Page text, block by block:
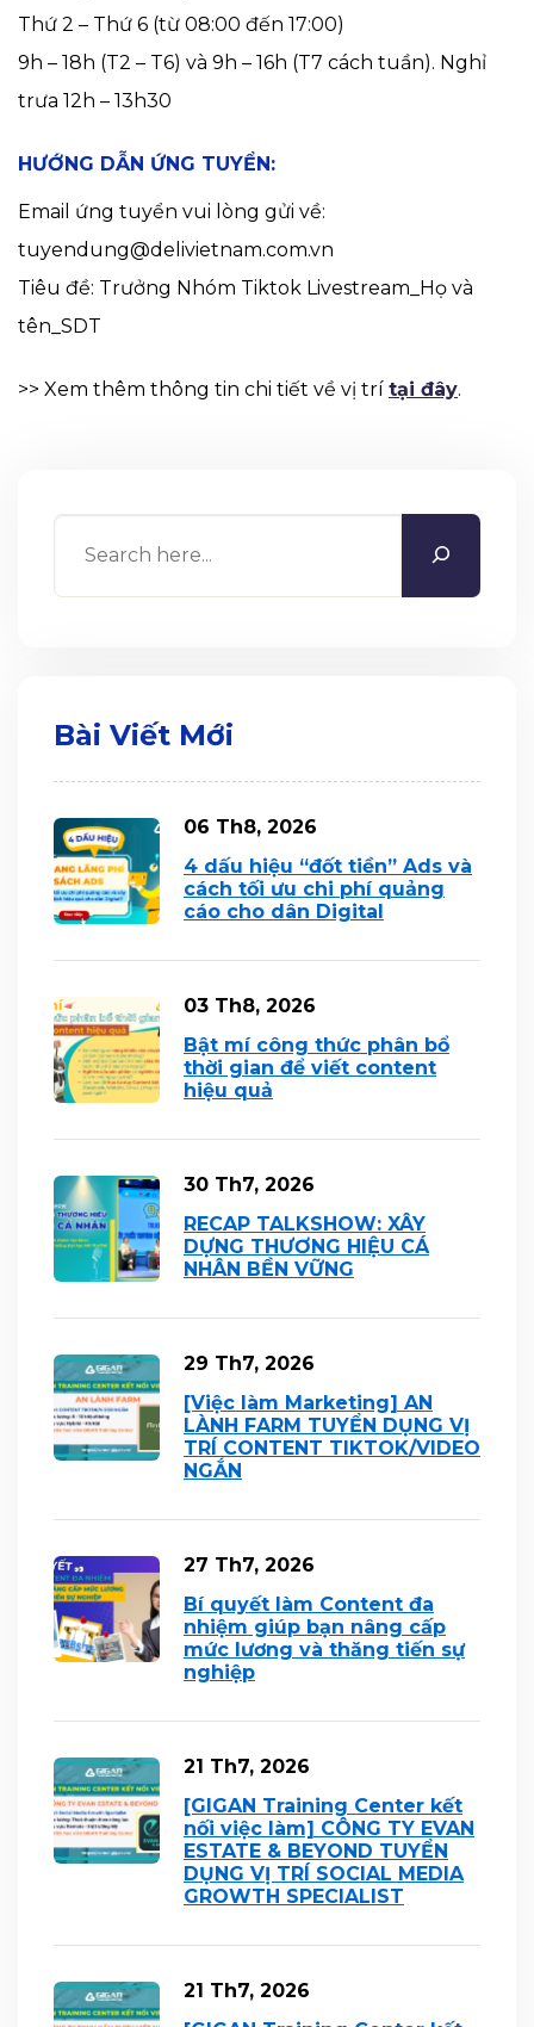
Thứ 2 – Thứ 6 (từ 08:00 đến 17:00)
9h – 18h (T2 – T6) và 9h – 16h (T7 cách tuần). Nghỉ
trưa 12h – 13h30
HƯỚNG DẪN ỨNG TUYỂN:
Email ứng tuyển vui lòng gửi về:
tuyendung@delivietnam.com.vn
Tiêu đề: Trưởng Nhóm Tiktok Livestream_Họ và
tên_SDT
>> Xem thêm thông tin chi tiết về vị trí tại đây.
Search
Bài Viết Mới
06 Th8, 2026
4 dấu hiệu “đốt tiền” Ads và
cách tối ưu chi phí quảng
cáo cho dân Digital
03 Th8, 2026
Bật mí công thức phân bổ
thời gian để viết content
hiệu quả
30 Th7, 2026
RECAP TALKSHOW: XÂY
DỰNG THƯƠNG HIỆU CÁ
NHÂN BỀN VỮNG
29 Th7, 2026
[Việc làm Marketing] AN
LÀNH FARM TUYỂN DỤNG VỊ
TRÍ CONTENT TIKTOK/VIDEO
NGẮN
27 Th7, 2026
Bí quyết làm Content đa
nhiệm giúp bạn nâng cấp
mức lương và thăng tiến sự
nghiệp
21 Th7, 2026
[GIGAN Training Center kết
nối việc làm] CÔNG TY EVAN
ESTATE & BEYOND TUYỂN
DỤNG VỊ TRÍ SOCIAL MEDIA
GROWTH SPECIALIST
21 Th7, 2026